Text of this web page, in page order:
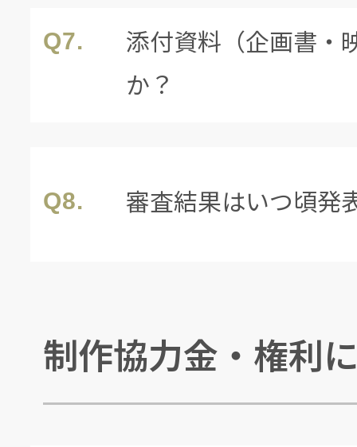
Q7.
添付資料（企画書・
か？
Q8. 審査結果はいつ頃発
制作協力金・権利